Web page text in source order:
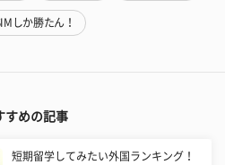
しか勝たん！
すめの記事
短期留学してみたい外国ランキング！